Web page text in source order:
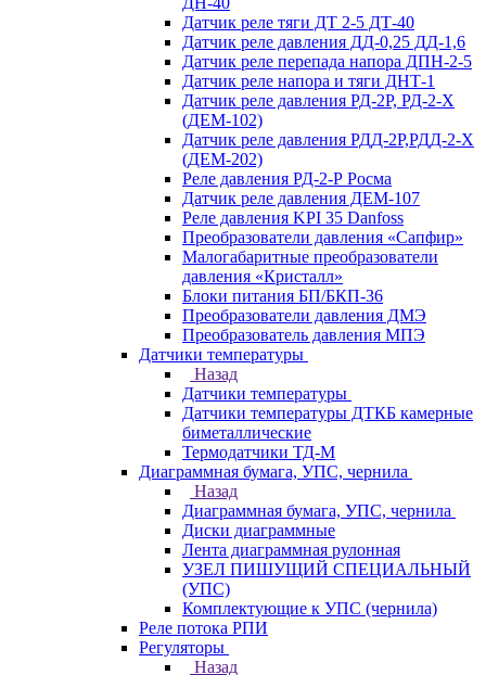
Датчик реле тяги ДТ 2-5 ДТ-40
Датчик реле давления ДД-0,25 ДД-1,6
Датчик реле перепада напора ДПН-2-5
Датчик реле напора и тяги ДНТ-1
Датчик реле давления РД-2Р, РД-2-Х
(ДЕМ-102)
Датчик реле давления РДД-2Р,РДД-2-Х
(ДЕМ-202)
Реле давления РД-2-Р Росма
Датчик реле давления ДЕМ-107
Реле давления KPI 35 Danfoss
Преобразователи давления «Сапфир»
Малогабаритные преобразователи
давления «Кристалл»
Блоки питания БП/БКП-36
Преобразователи давления ДМЭ
Преобразователь давления МПЭ
Датчики температуры
Назад
Датчики температуры
Датчики температуры ДТКБ камерные
биметаллические
Термодатчики ТД-М
Диаграммная бумага, УПС, чернила
Назад
Диаграммная бумага, УПС, чернила
Диски диаграммные
Лента диаграммная рулонная
УЗЕЛ ПИШУЩИЙ СПЕЦИАЛЬНЫЙ
(УПС)
Комплектующие к УПС (чернила)
Реле потока РПИ
Регуляторы
Назад